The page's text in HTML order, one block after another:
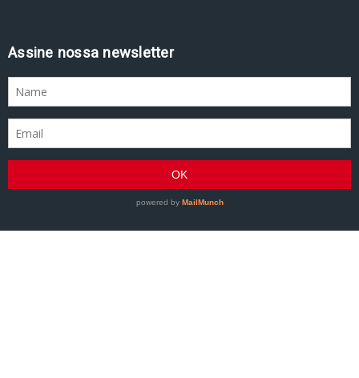
Assine nossa newsletter